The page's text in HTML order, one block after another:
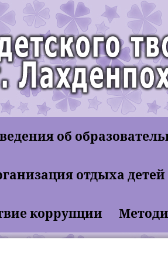
детского творчества"
об
отдыха
коррупции